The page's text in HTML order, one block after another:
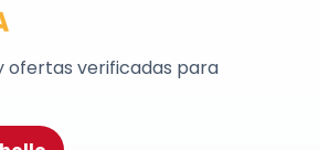
ofertas verificadas para